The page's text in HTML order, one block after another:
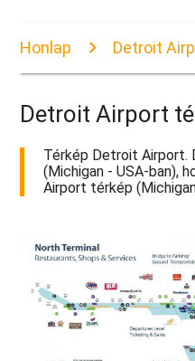
Honlap Detroit
Detroit Airport
Térkép Detroit
(Michigan - USA-ban),
Airport térkép